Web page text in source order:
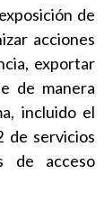
de
acciones
exportar
de manera
incluido el
de servicios
de acceso